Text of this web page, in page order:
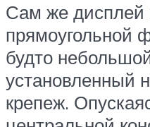
Сам же дисплей
прямоугольной
будто
установленный
крепеж.